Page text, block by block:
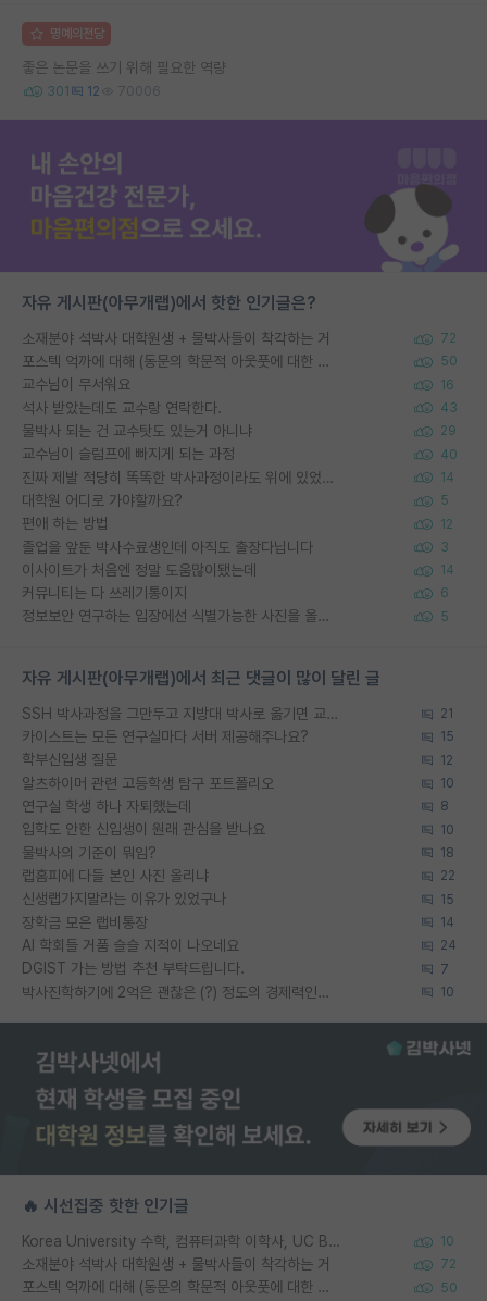
명예의전당
좋은 논문을 쓰기 위해 필요한 역량
301 12 70006
자유 게시판(아무개랩)에서 핫한 인기글은?
소재분야 석박사 대학원생 + 물박사들이 착각하는 거 72
포스텍 억까에 대해 (동문의 학문적 아웃풋에 대한 반박) 50
교수님이 무서워요 16
석사 받았는데도 교수랑 연락한다. 43
물박사 되는 건 교수탓도 있는거 아니냐 29
교수님이 슬럼프에 빠지게 되는 과정 40
진짜 제발 적당히 똑똑한 박사과정이라도 위에 있었으면.. 14
대학원 어디로 가야할까요? 5
편애 하는 방법 12
졸업을 앞둔 박사수료생인데 아직도 출장다닙니다 3
이사이트가 처음엔 정말 도움많이됐는데 14
커뮤니티는 다 쓰레기통이지 6
정보보안 연구하는 입장에선 식별가능한 사진을 올리는건 비추이긴함 5
자유 게시판(아무개랩)에서 최근 댓글이 많이 달린 글
SSH 박사과정을 그만두고 지방대 박사로 옮기면 교수의 꿈은 끝일까요? 21
카이스트는 모든 연구실마다 서버 제공해주나요? 15
학부신입생 질문 12
알츠하이머 관련 고등학생 탐구 포트폴리오 10
연구실 학생 하나 자퇴했는데 8
입학도 안한 신입생이 원래 관심을 받나요 10
물박사의 기준이 뭐임? 18
랩홈피에 다들 본인 사진 올리냐 22
신생랩가지말라는 이유가 있었구나 15
장학금 모은 랩비통장 14
AI 학회들 거품 슬슬 지적이 나오네요 24
DGIST 가는 방법 추천 부탁드립니다. 7
박사진학하기에 2억은 괜찮은 (?) 정도의 경제력인가요 10
🔥 시선집중 핫한 인기글
Korea University 수학, 컴퓨터과학 이학사, UC Berkeley 산업공학 대학원 공학박사가 되는 것은 쉽지 않겠죠? 10
소재분야 석박사 대학원생 + 물박사들이 착각하는 거 72
포스텍 억까에 대해 (동문의 학문적 아웃풋에 대한 반박) 50